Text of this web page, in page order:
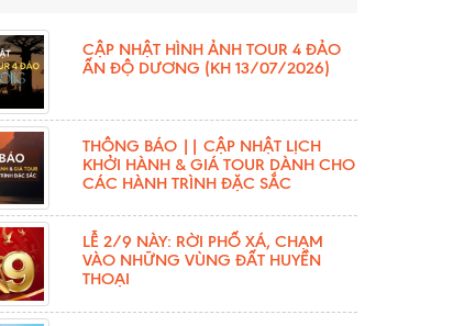
CẬP NHẬT HÌNH ẢNH TOUR 4 ĐẢO
ẤN ĐỘ DƯƠNG (KH 13/07/2026)
THÔNG BÁO || CẬP NHẬT LỊCH
KHỞI HÀNH & GIÁ TOUR DÀNH CHO
CÁC HÀNH TRÌNH ĐẶC SẮC
LỄ 2/9 NÀY: RỜI PHỐ XÁ, CHẠM
VÀO NHỮNG VÙNG ĐẤT HUYỀN
THOẠI